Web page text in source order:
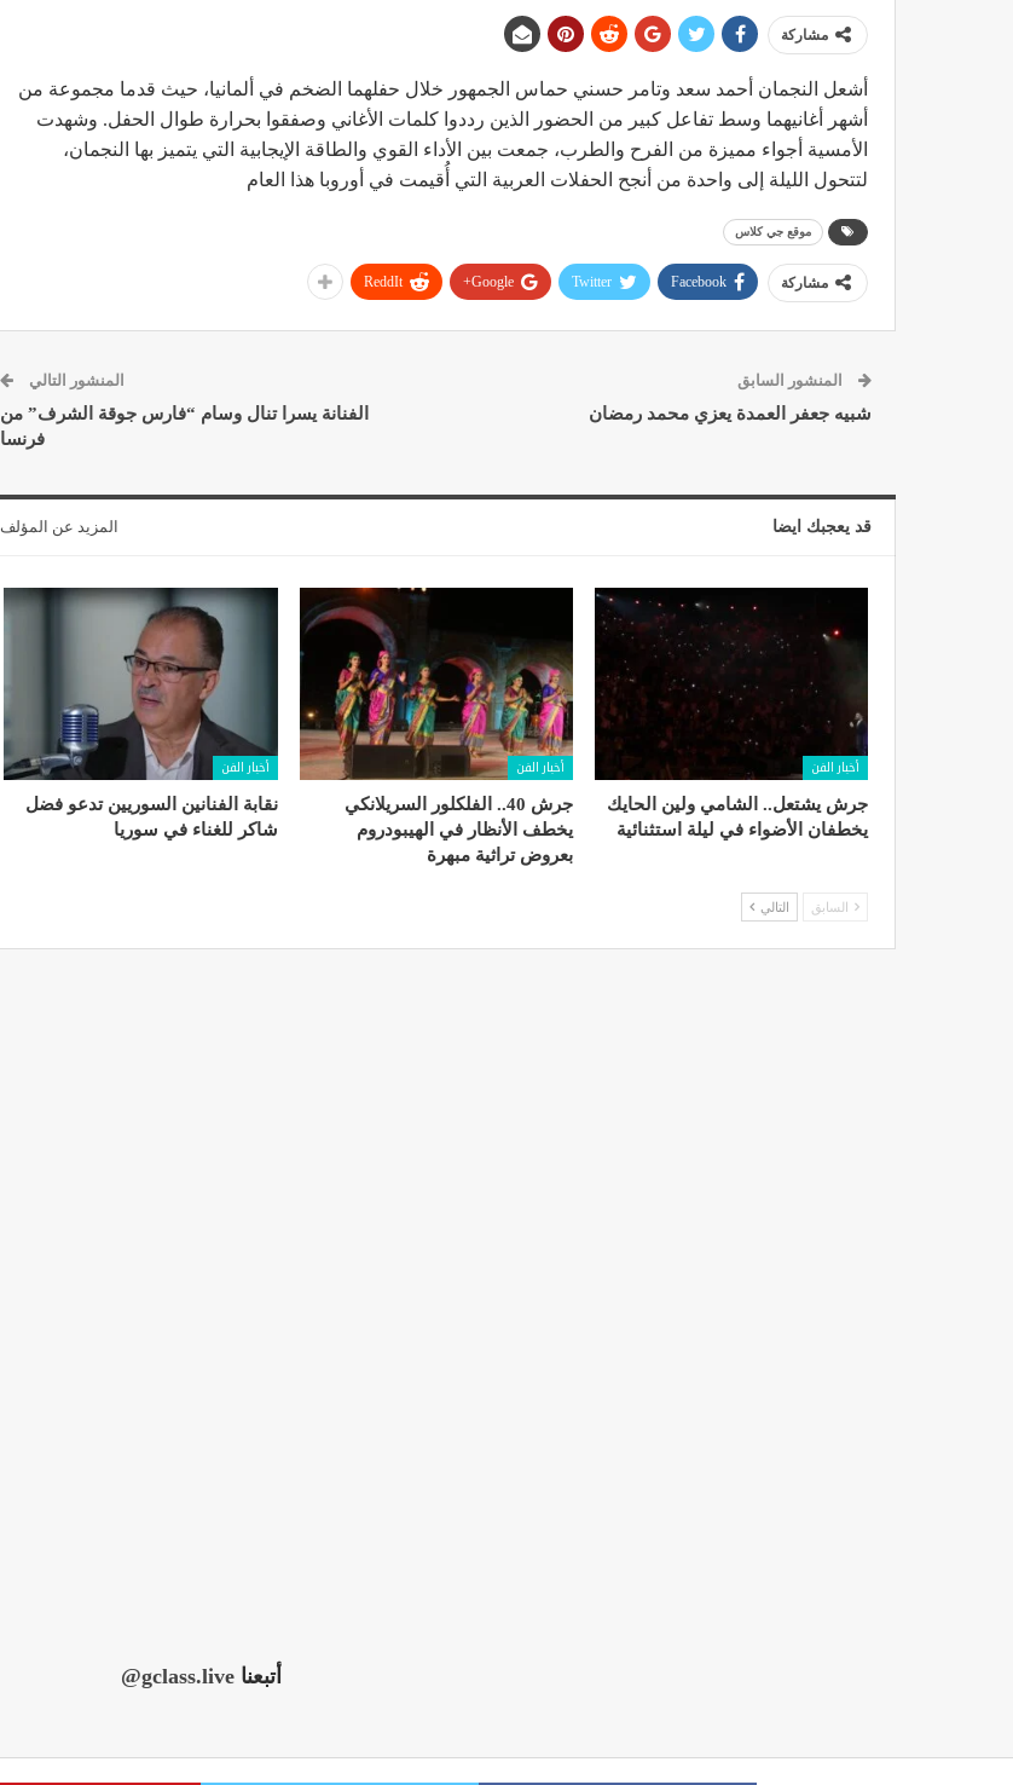
مشاركة
أشعل النجمان أحمد سعد وتامر حسني حماس الجمهور خلال حفلهما الضخم في ألمانيا، حيث قدما مجموعة من
أشهر أغانيهما وسط تفاعل كبير من الحضور الذين رددوا كلمات الأغاني وصفقوا بحرارة طوال الحفل. وشهدت
الأمسية أجواء مميزة من الفرح والطرب، جمعت بين الأداء القوي والطاقة الإيجابية التي يتميز بها النجمان،
لتتحول الليلة إلى واحدة من أنجح الحفلات العربية التي أُقيمت في أوروبا هذا العام
موقع جي كلاس
مشاركة Facebook
Twitter
Google+
ReddIt
المنشور السابق
شبيه جعفر العمدة يعزي محمد رمضان
المنشور التالي
الفنانة يسرا تنال وسام “فارس جوقة الشرف” من
فرنسا
قد يعجبك ايضا المزيد عن المؤلف
أخبار الفن
جرش يشتعل.. الشامي ولين الحايك
يخطفان الأضواء في ليلة استثنائية
أخبار الفن
جرش 40.. الفلكلور السريلانكي
يخطف الأنظار في الهيبودروم
بعروض تراثية مبهرة
أخبار الفن
نقابة الفنانين السوريين تدعو فضل
شاكر للغناء في سوريا
السابق التالي
أتبعنا@gclass.live